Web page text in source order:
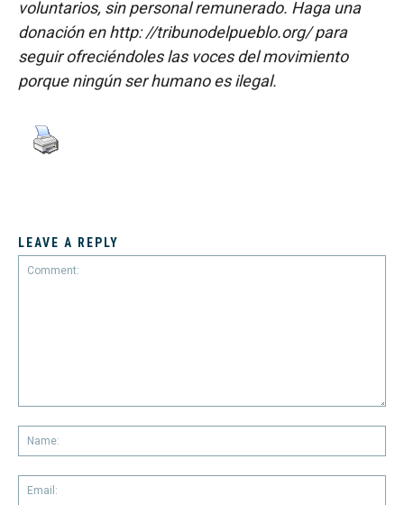
voluntarios, sin personal remunerado. Haga una
donación en http: //tribunodelpueblo.org/ para
seguir ofreciéndoles las voces del movimiento
porque ningún ser humano es ilegal.
LEAVE A REPLY